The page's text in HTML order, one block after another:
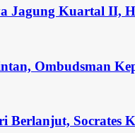
Jagung Kuartal II,
Ombudsman
Socrates